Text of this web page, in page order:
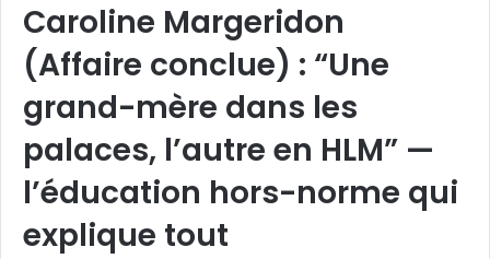
Caroline Margeridon
(Affaire conclue) : “Une
grand-mère dans les
palaces, l’autre en HLM” —
l’éducation hors-norme qui
explique tout